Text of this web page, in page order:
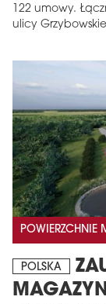
122 umowy.
ulicy
POWIERZCHNIE
POLSKA